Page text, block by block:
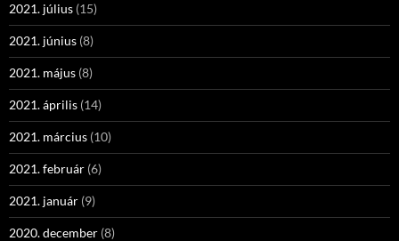
2021. július (15)
2021. június (8)
2021. május (8)
2021. április (14)
2021. március (10)
2021. február (6)
2021. január (9)
2020. december (8)